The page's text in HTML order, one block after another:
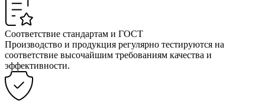
Соответствие стандартам и ГОСТ
Производство и продукция регулярно тестируются на
соответствие высочайшим требованиям качества и
эффективности.